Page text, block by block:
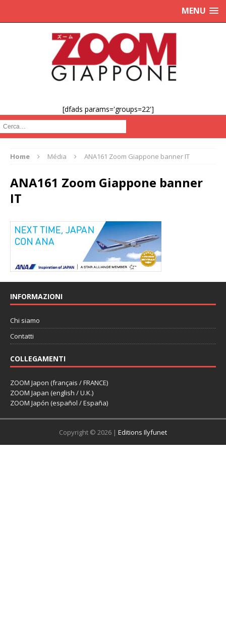
MENU
[dfads params='groups=22']
Cerca :
Home Média ANA161 Zoom Giappone banner IT
ANA161 Zoom Giappone banner
IT
INFORMAZIONI
Chi siamo
Contatti
COLLEGAMENTI
ZOOM Japon (français / FRANCE)
ZOOM Japan (english / U.K.)
ZOOM Japón (español / España)
Copyright © 2026 | Editions Ilyfunet